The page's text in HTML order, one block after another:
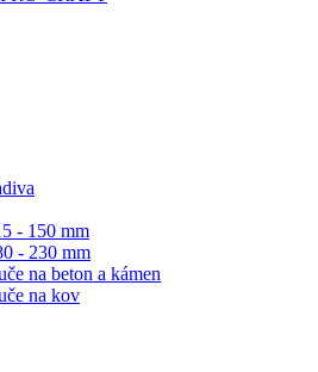
- 150 mm
- 230 mm
na beton a kámen
na kov